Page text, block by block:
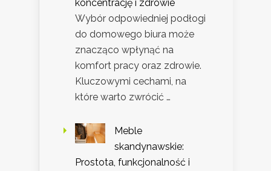
koncentrację i zdrowie
Wybór odpowiedniej podłogi
do domowego biura może
znacząco wpłynąć na
komfort pracy oraz zdrowie.
Kluczowymi cechami, na
które warto zwrócić …
Meble
skandynawskie:
Prostota, funkcjonalność i